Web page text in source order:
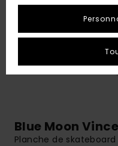
Blue Moon
Planche de